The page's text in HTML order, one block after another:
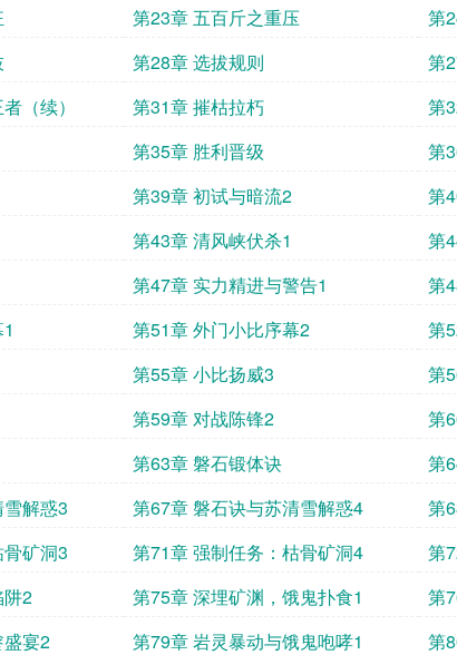
第23章 五百斤之重压
第
第28章 选拔规则
第
（续） 第31章 摧枯拉朽
第
第35章 胜利晋级
第
第39章 初试与暗流2
第
第43章 清风峡伏杀1
第
第47章 实力精进与警告1
第
第51章 外门小比序幕2
第
第55章 小比扬威3
第
第59章 对战陈锋2
第
第63章 磐石锻体诀
第
解惑3 第67章 磐石诀与苏清雪解惑4
第
矿洞3 第71章 强制任务：枯骨矿洞4
第
2 第75章 深埋矿渊，饿鬼扑食1
第
宴2 第79章 岩灵暴动与饿鬼咆哮1
第